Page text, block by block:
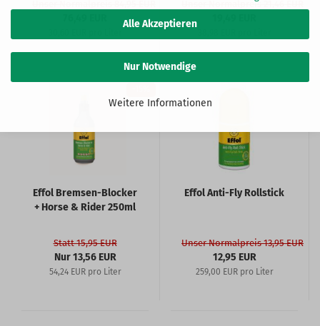
Alle Akzeptieren
Nur Notwendige
Weitere Informationen
Unser Normalpreis 21,46 EUR
Effol Bremsen-Blocker
+ Horse & Rider 250ml
Statt 15,95 EUR
Nur 13,56 EUR
54,24 EUR pro Liter
Effol Anti-Fly Rollstick
Unser Normalpreis 13,95 EUR
12,95 EUR
259,00 EUR pro Liter